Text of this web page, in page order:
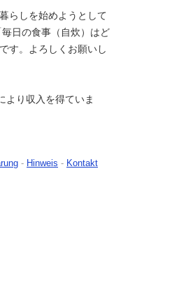
らしを始めようとして
日の食事（自炊）はど
す。よろしくお願いし
より収入を得ていま
- Hinweis - Kontakt